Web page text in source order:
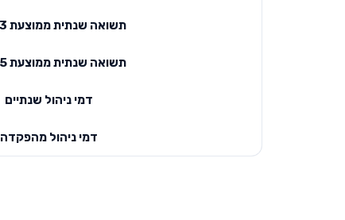
תשואה שנתית ממוצעת 3 שנים
תשואה שנתית ממוצעת 5 שנים
דמי ניהול שנתיים
דמי ניהול מהפקדה